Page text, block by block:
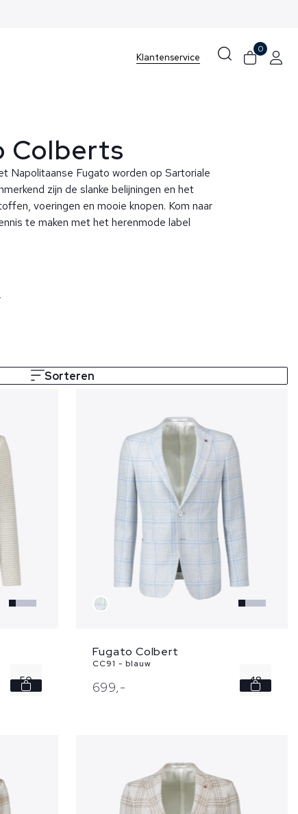
Klantenservice
0
Colberts
Napolitaanse Fugato worden op Sartoriale
zijn de slanke belijningen en het
voeringen en mooie knopen. Kom naar
te maken met het herenmode label
Sorteren
50
Fugato Colbert
CC91 - blauw
699,- 48